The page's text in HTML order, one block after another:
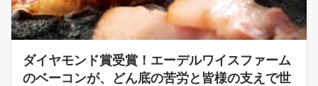
ダイヤモンド賞受賞！エーデルワイスファーム
のベーコンが、どん底の苦労と皆様の支えで世